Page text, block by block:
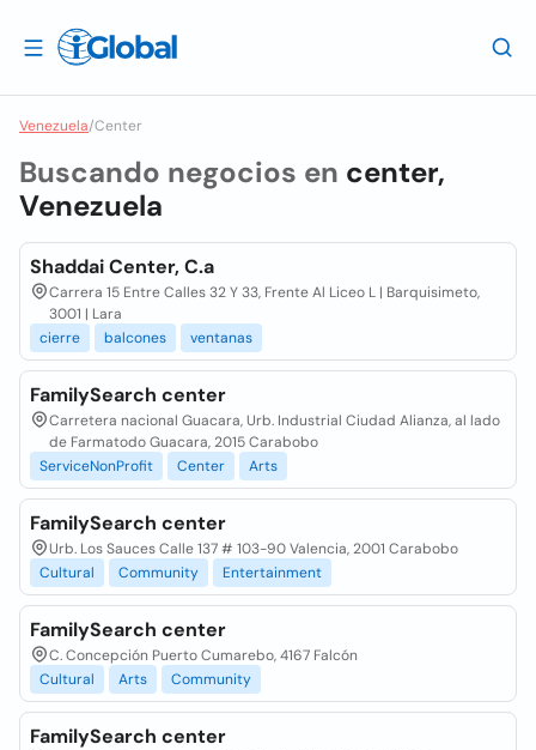
Venezuela/Center
Buscando negocios en center,
Venezuela
Shaddai Center, C.a
Carrera 15 Entre Calles 32 Y 33, Frente Al Liceo L | Barquisimeto,
3001 | Lara
cierre
balcones ventanas
FamilySearch center
Carretera nacional Guacara, Urb. Industrial Ciudad Alianza, al lado
de Farmatodo Guacara, 2015 Carabobo
ServiceNonProfit
Center Arts
FamilySearch center
Urb. Los Sauces Calle 137 # 103-90 Valencia, 2001 Carabobo
Cultural
Community Entertainment
FamilySearch center
C. Concepción Puerto Cumarebo, 4167 Falcón
Cultural
Arts Community
FamilySearch center